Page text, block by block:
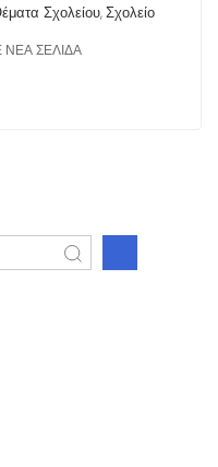
Σχολείου,Σχολείο
ΣΕΛΙΔΑ